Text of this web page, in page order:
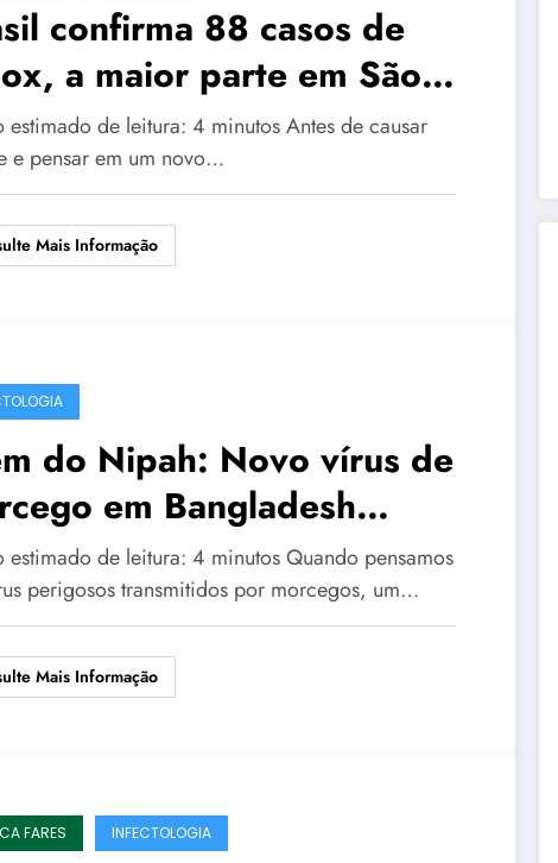
confirma 88 casos de
a maior parte em São
Como se proteger
estimado de leitura: 4 minutos Antes de causar
e pensar em um novo…
Mais Informação
do Nipah: Novo vírus de
em Bangladesh
alerta global
estimado de leitura: 4 minutos Quando pensamos
perigosos transmitidos por morcegos, um…
Mais Informação
FARES INFECTOLOGIA